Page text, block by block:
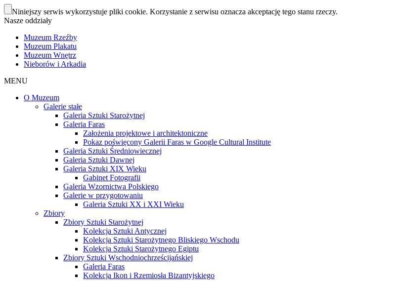
Niniejszy serwis wykorzystuje pliki cookie. Korzystanie z serwisu oznacza akceptację tego stanu rzeczy.
Nasze oddziały
Muzeum Rzeźby
Muzeum Plakatu
Muzeum Wnętrz
Nieborów i Arkadia
MENU
O Muzeum
Galerie stałe
Galeria Sztuki Starożytnej
Galeria Faras
Założenia projektowe i architektoniczne
Pokaz poświęcony Galerii Faras w Google Cultural Institute
Galeria Sztuki Średniowiecznej
Galeria Sztuki Dawnej
Galeria Sztuki XIX Wieku
Gabinet Fotografii
Galeria Wzornictwa Polskiego
Galerie w przygotowaniu
Galeria Sztuki XX i XXI Wieku
Zbiory
Zbiory Sztuki Starożytnej
Kolekcja Sztuki Antycznej
Kolekcja Sztuki Starożytnego Bliskiego Wschodu
Kolekcja Sztuki Starożytnego Egiptu
Zbiory Sztuki Wschodniochrześcijańskiej
Galeria Faras
Kolekcja Ikon i Rzemiosła Bizantyjskiego